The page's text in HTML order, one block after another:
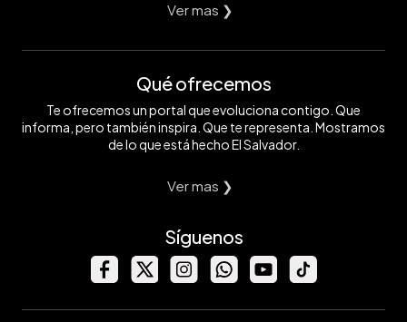
Ver mas ❯
Qué ofrecemos
Te ofrecemos un portal que evoluciona contigo. Que
informa, pero también inspira. Que te representa. Mostramos
de lo que está hecho El Salvador.
Ver mas ❯
Síguenos